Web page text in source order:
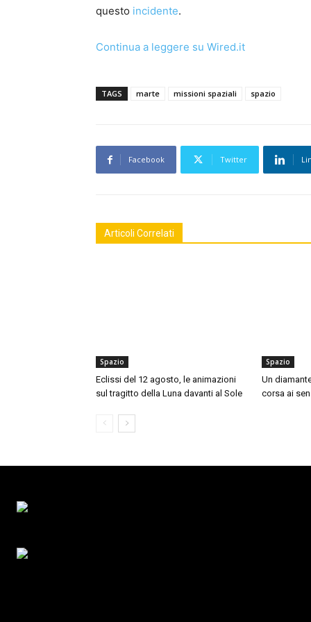
questo incidente.
Continua a leggere su Wired.it
TAGS marte missioni spaziali spazio
Facebook Twitter
Articoli Correlati
Spazio
Eclissi del 12 agosto, le animazioni
sul tragitto della Luna davanti al Sole
Spazio
Un
corsa ai